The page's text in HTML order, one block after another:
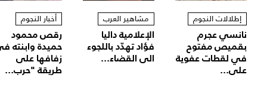
إطلالات النجوم
نانسي عجرم
بقميص مفتوح
في لقطات عفوية
على...
مشاهير العرب
الإعلامية داليا
فؤاد تهدّد باللجوء
الى القضاء...
أخبار النجوم
رقص محمود
حميدة وابنته
زفافها على
طريقة "حرب...